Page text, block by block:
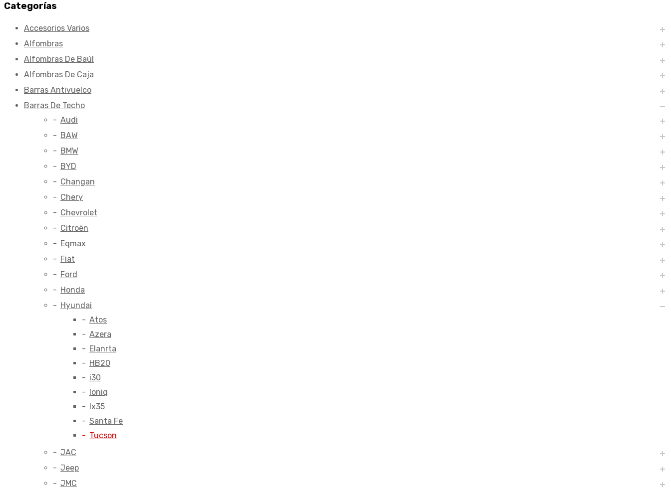
Categorías
Accesorios Varios
Alfombras
Alfombras De Baúl
Alfombras De Caja
Barras Antivuelco
Barras De Techo
Audi
BAW
BMW
BYD
Changan
Chery
Chevrolet
Citroën
Eqmax
Fiat
Ford
Honda
Hyundai
Atos
Azera
Elanrta
HB20
i30
Ioniq
Ix35
Santa Fe
Tucson
JAC
Jeep
JMC